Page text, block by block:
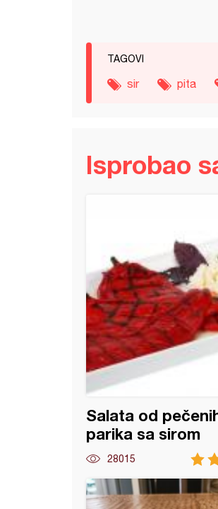
TAGOVI
sir pita
Isprobao
Salata od
parika sa sirom
28015
u prelivu sa sirom